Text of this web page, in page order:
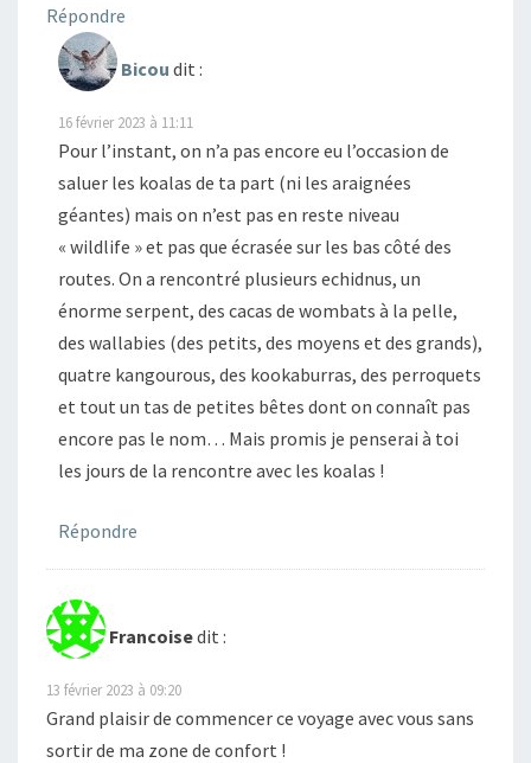
Répondre
Bicou dit :
16 février 2023 à 11:11
Pour l’instant, on n’a pas encore eu l’occasion de
saluer les koalas de ta part (ni les araignées
géantes) mais on n’est pas en reste niveau
« wildlife » et pas que écrasée sur les bas côté des
routes. On a rencontré plusieurs echidnus, un
énorme serpent, des cacas de wombats à la pelle,
des wallabies (des petits, des moyens et des grands),
quatre kangourous, des kookaburras, des perroquets
et tout un tas de petites bêtes dont on connaît pas
encore pas le nom… Mais promis je penserai à toi
les jours de la rencontre avec les koalas !
Répondre
Francoisedit :
13 février 2023 à 09:20
Grand plaisir de commencer ce voyage avec vous sans
sortir de ma zone de confort !